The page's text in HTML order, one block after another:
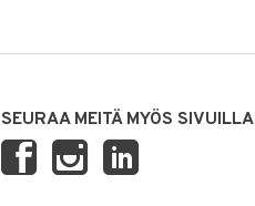
SEURAA MEITÄ MYÖS SIVUILLA